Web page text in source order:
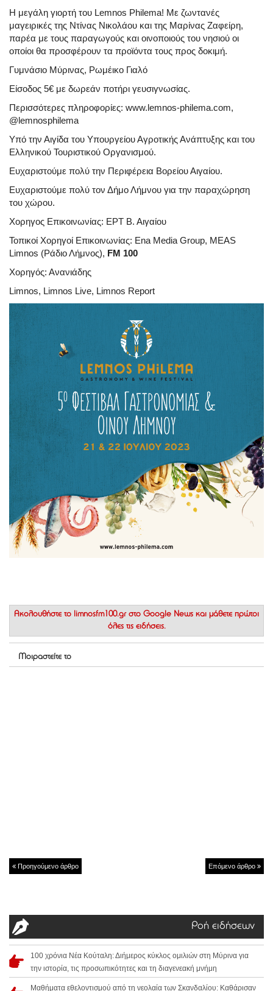
Η μεγάλη γιορτή του Lemnos Philema! Με ζωντανές
μαγειρικές της Ντίνας Νικολάου και της Μαρίνας Ζαφείρη,
παρέα με τους παραγωγούς και οινοποιούς του νησιού οι
οποίοι θα προσφέρουν τα προϊόντα τους προς δοκιμή.
Γυμνάσιο Μύρινας, Ρωμέικο Γιαλό
Είσοδος 5€ με δωρεάν ποτήρι γευσιγνωσίας.
Περισσότερες πληροφορίες: www.lemnos-philema.com,
@lemnosphilema
Υπό την Αιγίδα του Υπουργείου Αγροτικής Ανάπτυξης και του
Ελληνικού Τουριστικού Οργανισμού.
Ευχαριστούμε πολύ την Περιφέρεια Βορείου Αιγαίου.
Ευχαριστούμε πολύ τον Δήμο Λήμνου για την παραχώρηση
του χώρου.
Χορηγος Επικοινωνίας: ΕΡΤ Β. Αιγαίου
Τοπικοί Χορηγοί Επικοινωνίας: Ena Media Group, MEAS
Limnos (Ράδιο Λήμνος), FM 100
Χορηγός: Ανανιάδης
Limnos, Limnos Live, Limnos Report
Ακολουθήστε το limnosfm100.gr στο Google News και μάθετε πρώτοι
όλες τις ειδήσεις.
Μοιραστείτε το
Προηγούμενο άρθρο Επόμενο άρθρο
Ροή ειδήσεων
100 χρόνια Νέα Κούταλη: Διήμερος κύκλος ομιλιών στη Μύρινα για
την ιστορία, τις προσωπικότητες και τη διαγενεακή μνήμη
Μαθήματα εθελοντισμού από τη νεολαία των Σκανδαλίου: Καθάρισαν